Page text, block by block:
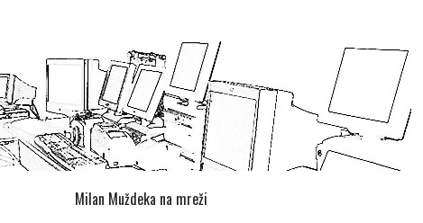
Milan Muždeka na mreži